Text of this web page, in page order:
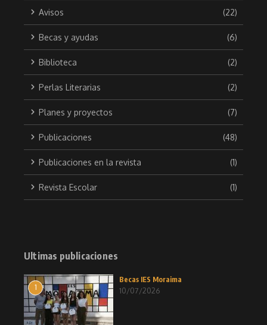
Avisos (22)
Becas y ayudas (6)
Biblioteca (2)
Perlas Literarias (2)
Planes y proyectos (7)
Publicaciones (48)
Publicaciones en la revista (1)
Revista Escolar (1)
Ultimas publicaciones
1
Becas IES Moraima
10/07/2026